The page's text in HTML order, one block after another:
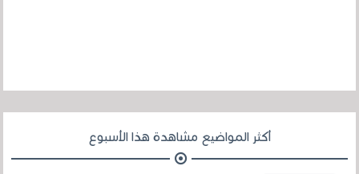
أكثر المواضيع مشاهدة هذا الأسبوع